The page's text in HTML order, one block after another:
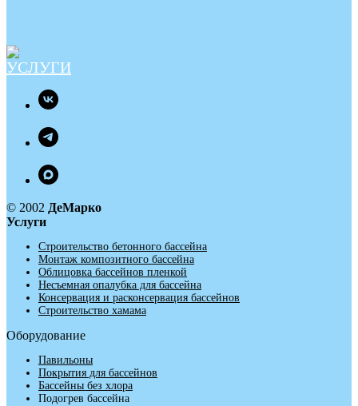
© 2002 ДеМарко
Услуги
Строительство бетонного бассейна
Монтаж композитного бассейна
Облицовка бассейнов пленкой
Несъемная опалубка для бассейна
Консервация и расконсервация бассейнов
Строительство хамама
Оборудование
Павильоны
Покрытия для бассейнов
Бассейны без хлора
Подогрев бассейна